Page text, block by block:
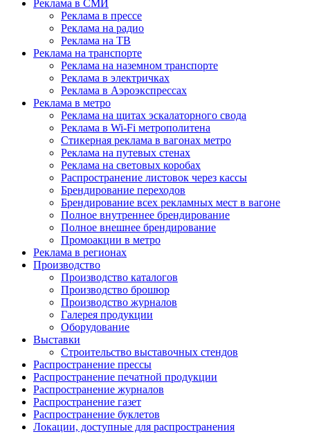
Реклама в СМИ
Реклама в прессе
Реклама на радио
Реклама на ТВ
Реклама на транспорте
Реклама на наземном транспорте
Реклама в электричках
Реклама в Аэроэкспрессах
Реклама в метро
Реклама на щитах эскалаторного свода
Реклама в Wi-Fi метрополитена
Стикерная реклама в вагонах метро
Реклама на путевых стенах
Реклама на световых коробах
Распространение листовок через кассы
Брендирование переходов
Брендирование всех рекламных мест в вагоне
Полное внутреннее брендирование
Полное внешнее брендирование
Промоакции в метро
Реклама в регионах
Производство
Производство каталогов
Производство брошюр
Производство журналов
Галерея продукции
Оборудование
Выставки
Строительство выставочных стендов
Распространение прессы
Распространение печатной продукции
Распространение журналов
Распространение газет
Распространение буклетов
Локации, доступные для распространения